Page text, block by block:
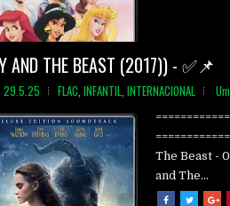
AND THE BEAST (2017)) - ✅📌
29.5.25 FLAC, INFANTIL, INTERNACIONAL
The Beast -
and The...